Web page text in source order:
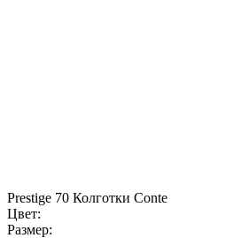
Prestige 70 Колготки Conte
Цвет:
Размер: